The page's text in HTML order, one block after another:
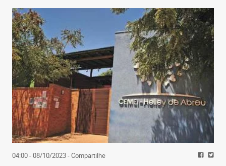
04:00 - 08/10/2023- Compartilhe